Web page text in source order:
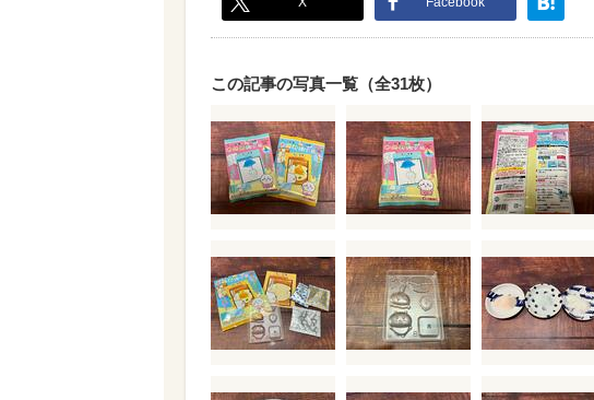
この記事の写真一覧（全31枚）